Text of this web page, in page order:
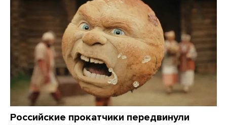
Российские прокатчики передвинули